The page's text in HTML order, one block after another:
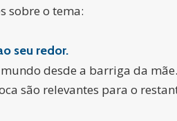
sobre o tema:
seu redor.
desde a barriga da
são relevantes para o